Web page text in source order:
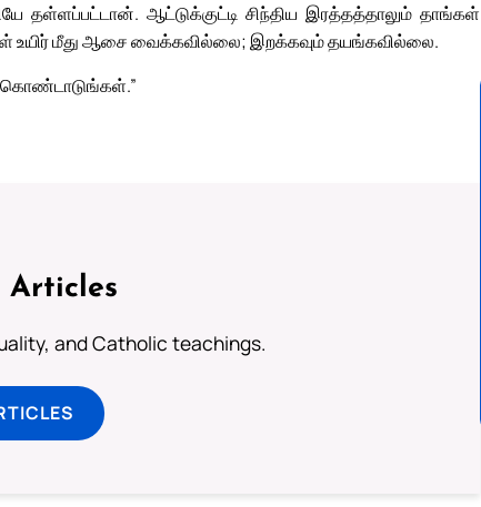
தள்ளப்பட்டான். ஆட்டுக்குட்டி சிந்திய இரத்தத்தாலும் தாங்கள்
மீது ஆசை வைக்கவில்லை; இறக்கவும் தயங்கவில்லை.
கொண்டாடுங்கள்.”
Articles
and Catholic teachings.